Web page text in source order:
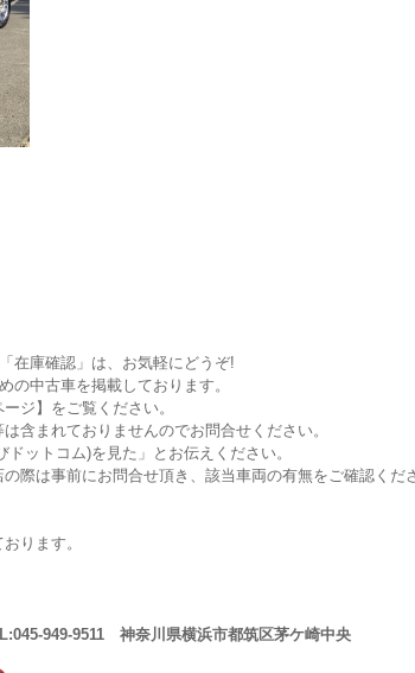
在庫確認」は、お気軽にどうぞ!
の中古車を掲載しております。
ジ】をご覧ください。
含まれておりませんのでお問合せください。
ットコム)を見た」とお伝えください。
際は事前にお問合せ頂き、該当車両の有無をご確認くだ
ります。
949-9511 神奈川県横浜市都筑区茅ケ崎中央